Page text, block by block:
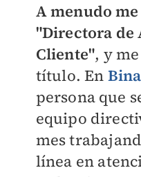
A menudo
"Directora de
Cliente", y
título. En
persona que
equipo
mes
línea en